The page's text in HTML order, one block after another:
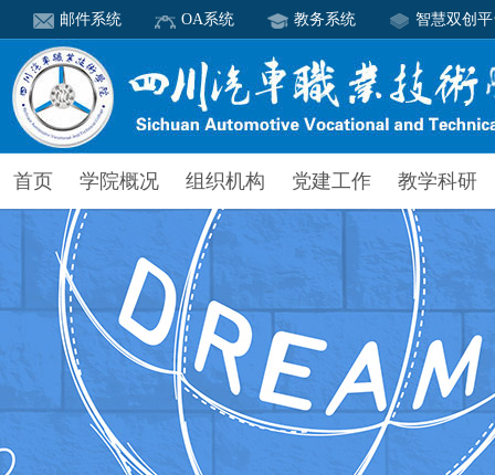
邮件系统 OA系统 教务系统 智慧双创
首页 学院概况 组织机构 党建工作 教学科研